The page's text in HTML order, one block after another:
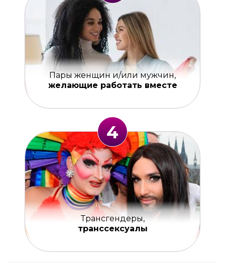
Пары женщин и/или мужчин,
желающие работать вместе
4
Трансгендеры,
транссексуалы